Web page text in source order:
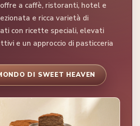
a caffè, ristoranti, hotel e
e ricca varietà di
con ricette speciali, elevati
e un approccio di pasticceria
DI SWEET HEAVEN